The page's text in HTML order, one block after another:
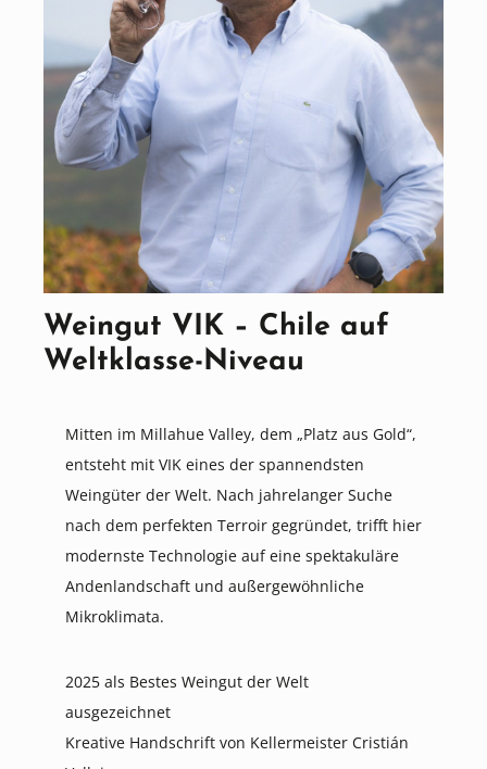
Weingut VIK – Chile auf
Weltklasse-Niveau
Mitten im Millahue Valley, dem „Platz aus Gold“,
entsteht mit VIK eines der spannendsten
Weingüter der Welt. Nach jahrelanger Suche
nach dem perfekten Terroir gegründet, trifft hier
modernste Technologie auf eine spektakuläre
Andenlandschaft und außergewöhnliche
Mikroklimata.
2025 als Bestes Weingut der Welt
ausgezeichnet
Kreative Handschrift von Kellermeister Cristián